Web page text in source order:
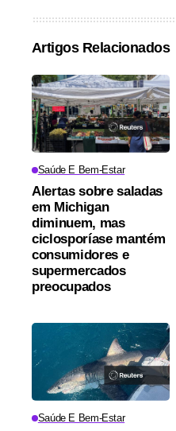
Artigos Relacionados
Saúde E Bem-Estar
Alertas sobre saladas
em Michigan
diminuem, mas
ciclosporíase mantém
consumidores e
supermercados
preocupados
Saúde E Bem-Estar